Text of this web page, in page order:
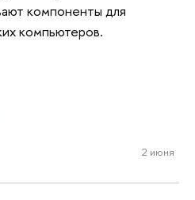
компоненты для
компьютеров.
2 июня